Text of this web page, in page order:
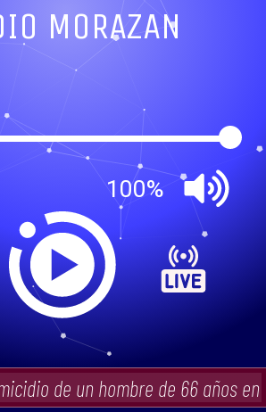
de un hombre de 66 años en
MORAZAN
100%